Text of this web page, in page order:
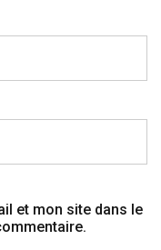
et mon site dans le